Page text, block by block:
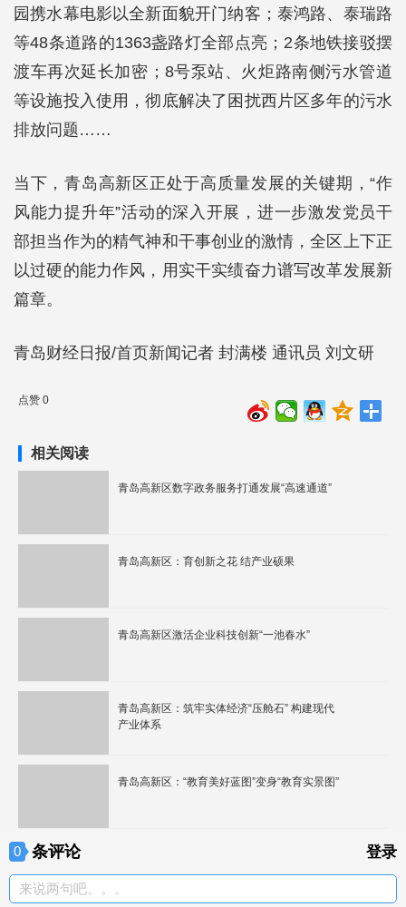
园携水幕电影以全新面貌开门纳客；泰鸿路、泰瑞路
等48条道路的1363盏路灯全部点亮；2条地铁接驳摆
渡车再次延长加密；8号泵站、火炬路南侧污水管道
等设施投入使用，彻底解决了困扰西片区多年的污水
排放问题……
当下，青岛高新区正处于高质量发展的关键期，“作
风能力提升年”活动的深入开展，进一步激发党员干
部担当作为的精气神和干事创业的激情，全区上下正
以过硬的能力作风，用实干实绩奋力谱写改革发展新
篇章。
青岛财经日报/首页新闻记者 封满楼 通讯员 刘文研
点赞 0
相关阅读
青岛高新区数字政务服务打通发展“高速通道”
青岛高新区：育创新之花 结产业硕果
青岛高新区激活企业科技创新“一池春水”
青岛高新区：筑牢实体经济“压舱石” 构建现代
产业体系
青岛高新区：“教育美好蓝图”变身“教育实景图”
0 条评论 登录
来说两句吧。。。